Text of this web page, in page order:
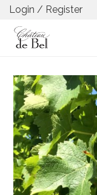
Login / Register